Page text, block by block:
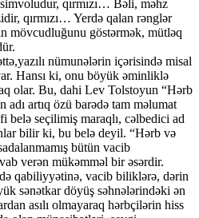
qırmızı… Bəli, məhz
qırmızı… Yerdə qalan rənglər
mövcudluğunu göstərmək, mütləq
nümunələrin içərisində misal
Hansı ki, onu böyük əminliklə
olar. Bu, dahi Lev Tolstoyun “Hərb
artıq özü barədə tam məlumat
belə seçilimiş maraqlı, cəlbedici ad
bilir ki, bu belə deyil. “Hərb və
bütün vacib
verən mükəmməl bir əsərdir.
qabiliyyətinə, vacib biliklərə, dərin
sənətkar döyüş səhnələrindəki ən
asılı olmayaraq hərbçilərin hiss